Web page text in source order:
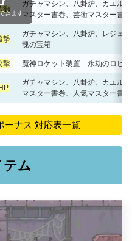
御
ガチャマシン、八卦炉、カエル
マスター書巻、芸術マスター書巻
撃
ガチャマシン、八卦炉、レジェ
魂の宝箱
撃 魔神ロケット装置「永劫のロビ
HP
ガチャマシン、八卦炉、カエル
マスター書巻、人気マスター書
きます
ーナス 対応表一覧
ム